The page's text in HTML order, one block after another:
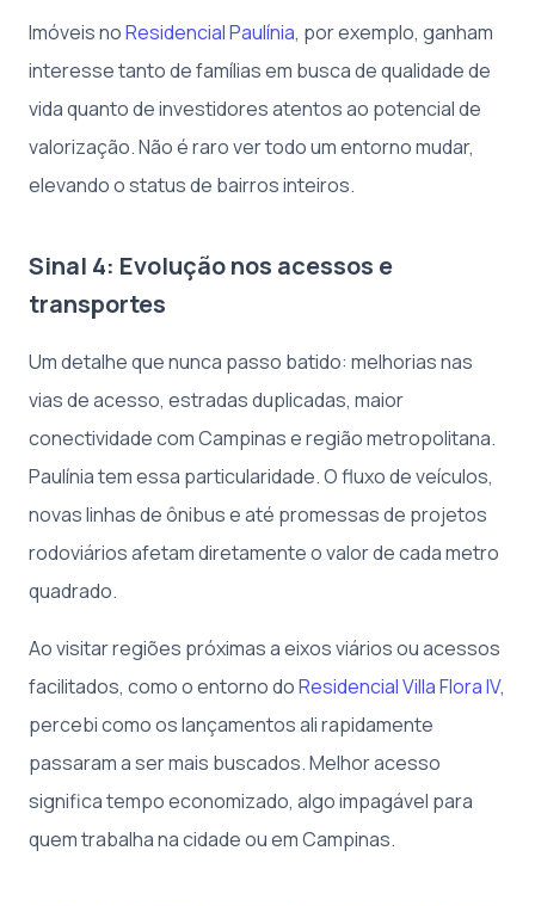
Imóveis noResidencial Paulínia, por exemplo, ganham
interesse tanto de famílias em busca de qualidade de
vida quanto de investidores atentos ao potencial de
valorização. Não é raro ver todo um entorno mudar,
elevando o status de bairros inteiros.
Sinal 4: Evolução nos acessos e
transportes
Um detalhe que nunca passo batido: melhorias nas
vias de acesso, estradas duplicadas, maior
conectividade com Campinas e região metropolitana.
Paulínia tem essa particularidade. O fluxo de veículos,
novas linhas de ônibus e até promessas de projetos
rodoviários afetam diretamente o valor de cada metro
quadrado.
Ao visitar regiões próximas a eixos viários ou acessos
facilitados, como o entorno doResidencial Villa Flora IV,
percebi como os lançamentos ali rapidamente
passaram a ser mais buscados. Melhor acesso
significa tempo economizado, algo impagável para
quem trabalha na cidade ou em Campinas.